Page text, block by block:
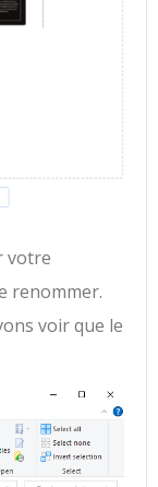
votre
renommer.
voir que le